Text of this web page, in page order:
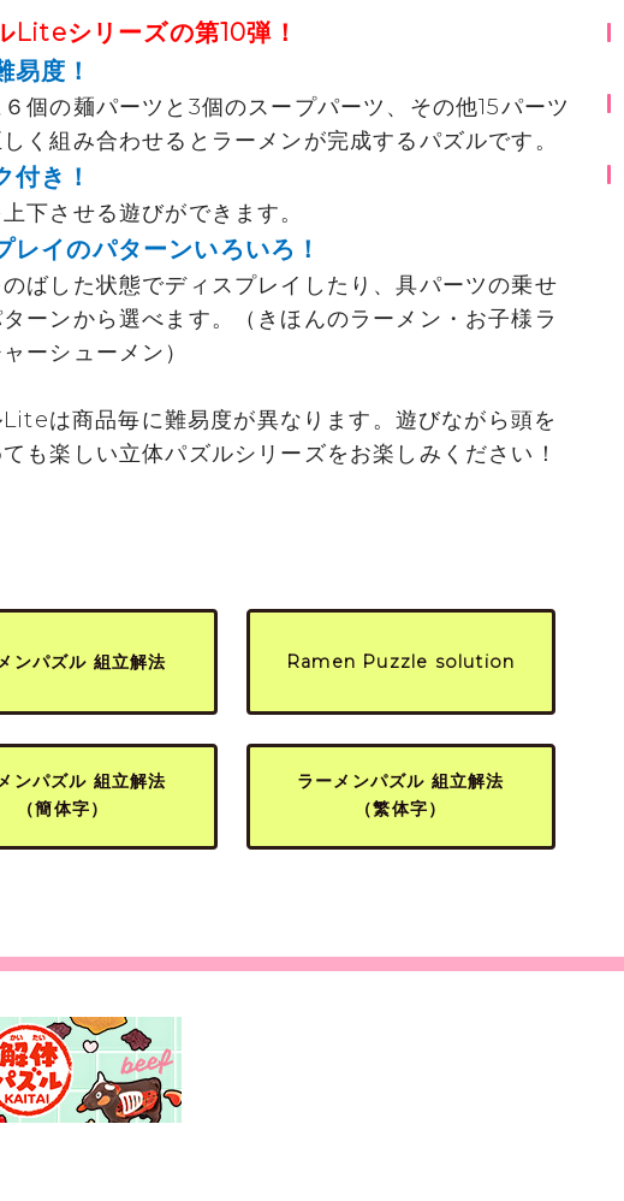
Liteシリーズの第10弾！
度！
個の麺パーツと3個のスープパーツ、その他15パーツ
く組み合わせるとラーメンが完成するパズルです。
き！
下させる遊びができます。
イのパターンいろいろ！
ばした状態でディスプレイしたり、具パーツの乗せ
ーンから選べます。（きほんのラーメン・お子様ラ
ーシューメン）
は商品毎に難易度が異なります。遊びながら頭を
も楽しい立体パズルシリーズをお楽しみください！
ンパズル 組立解法 Ramen Puzzle solution
ンパズル 組立解法
（簡体字）
ラーメンパズル 組立解法
（繁体字）